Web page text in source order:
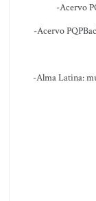
-Acervo
-Acervo
-Alma Latina: